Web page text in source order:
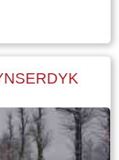
Oosterend,
een spitse